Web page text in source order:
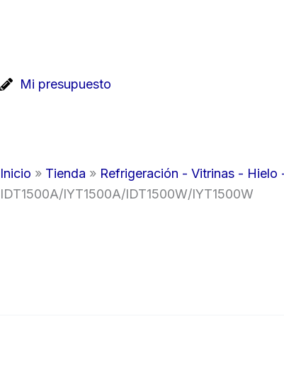
Mi presupuesto
Inicio » Tienda » Refrigeración - Vitrinas - Hielo
IDT1500A/IYT1500A/IDT1500W/IYT1500W